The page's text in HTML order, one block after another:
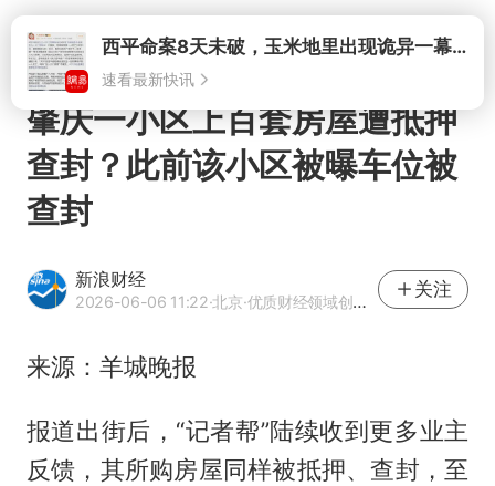
打开西平命案8天未破，玉米地里出现诡异一幕，我突然想起了欧金中
速看最新快讯
肇庆一小区上百套房屋遭抵押
查封？此前该小区被曝车位被
查封
新浪财经
2026-06-06 11:22·北京·优质财经领域创作者
关注
来源：羊城晚报
报道出街后，“记者帮”陆续收到更多业主
反馈，其所购房屋同样被抵押、查封，至